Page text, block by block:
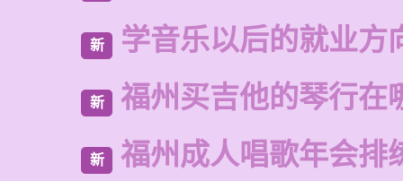
新 学音乐以后的就业方
新 福州买吉他的琴行在
新 福州成人唱歌年会排